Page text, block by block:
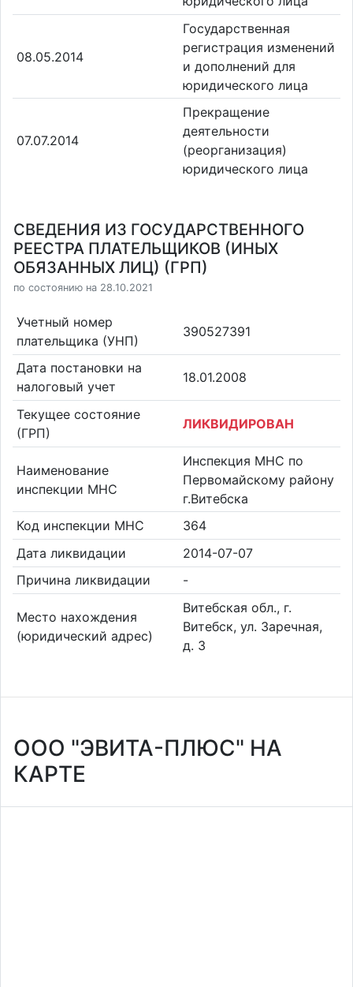
08.05.2014
Государственная
регистрация изменений
и дополнений для
юридического лица
07.07.2014
Прекращение
деятельности
(реорганизация)
юридического лица
СВЕДЕНИЯ ИЗ ГОСУДАРСТВЕННОГО
РЕЕСТРА ПЛАТЕЛЬЩИКОВ (ИНЫХ
ОБЯЗАННЫХ ЛИЦ) (ГРП)
по состоянию на 28.10.2021
Учетный номер
плательщика (УНП)
390527391
Дата постановки на
налоговый учет
18.01.2008
Текущее состояние
(ГРП)
ЛИКВИДИРОВАН
Наименование
инспекции МНС
Инспекция МНС по
Первомайскому району
г.Витебска
Код инспекции МНС
364
Дата ликвидации
2014-07-07
Причина ликвидации
-
Место нахождения
(юридический адрес)
Витебская обл., г.
Витебск, ул. Заречная,
д. 3
ООО "ЭВИТА-ПЛЮС" НА
КАРТЕ